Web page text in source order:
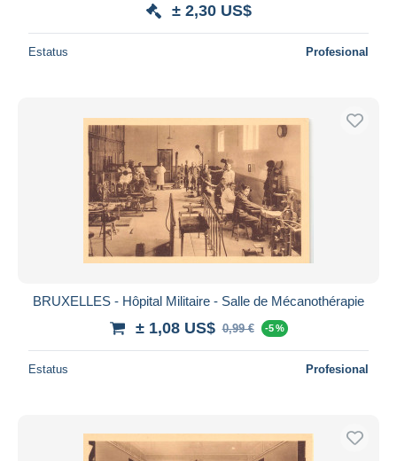
± 2,30 US$
Estatus Profesional
BRUXELLES - Hôpital Militaire - Salle de Mécanothérapie
± 1,08 US$ 0,99 € -5 %
Estatus Profesional